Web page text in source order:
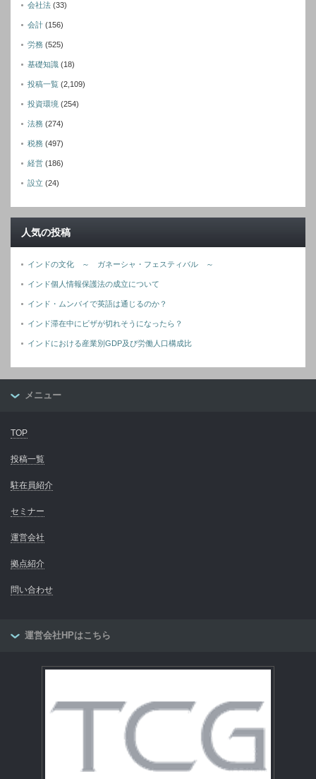
会社法 (33)
会計 (156)
労務 (525)
基礎知識 (18)
投稿一覧 (2,109)
投資環境 (254)
法務 (274)
税務 (497)
経営 (186)
設立 (24)
人気の投稿
インドの文化 ～ ガネーシャ・フェスティバル ～
インド個人情報保護法の成立について
インド・ムンバイで英語は通じるのか？
インド滞在中にビザが切れそうになったら？
インドにおける産業別GDP及び労働人口構成比
メニュー
TOP
投稿一覧
駐在員紹介
セミナー
運営会社
拠点紹介
問い合わせ
運営会社HPはこちら